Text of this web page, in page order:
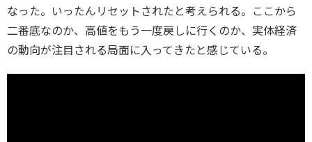
なった。いったんリセットされたと考えられる。ここから
二番底なのか、高値をもう一度戻しに行くのか、実体経済
の動向が注目される局面に入ってきたと感じている。